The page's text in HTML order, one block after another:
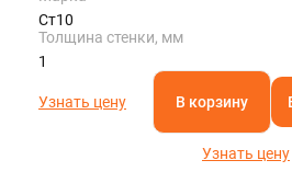
Ст10
Толщина стенки, мм
1
Узнать цену В корзину
Узнать цену